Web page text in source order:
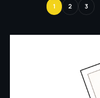
1 2 3